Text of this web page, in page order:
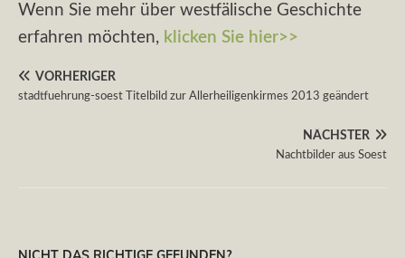
Wenn Sie mehr über westfälische Geschichte
erfahren möchten, klicken Sie hier>>
VORHERIGER
stadtfuehrung-soest Titelbild zur Allerheiligenkirmes 2013 geändert
NÄCHSTER
Nachtbilder aus Soest